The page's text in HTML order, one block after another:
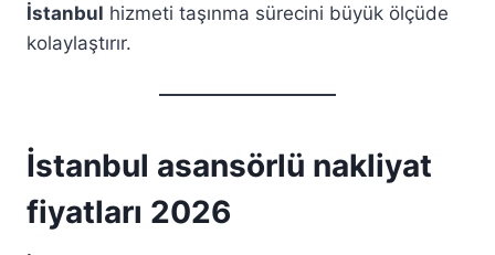
İstanbul hizmeti taşınma sürecini büyük ölçüde
kolaylaştırır.
İstanbul asansörlü nakliyat
fiyatları 2026